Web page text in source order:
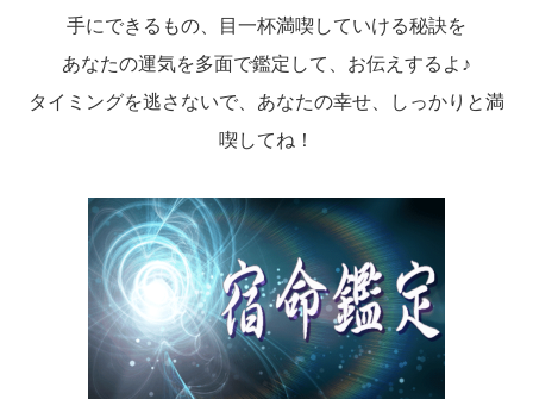
手にできるもの、目一杯満喫していける秘訣を
あなたの運気を多面で鑑定して、お伝えするよ♪
タイミングを逃さないで、あなたの幸せ、しっかりと満
喫してね！